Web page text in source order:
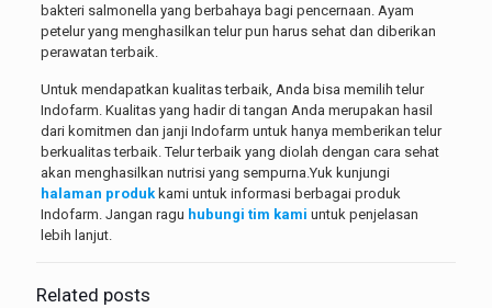
bakteri salmonella yang berbahaya bagi pencernaan. Ayam
petelur yang menghasilkan telur pun harus sehat dan diberikan
perawatan terbaik.
Untuk mendapatkan kualitas terbaik, Anda bisa memilih telur
Indofarm. Kualitas yang hadir di tangan Anda merupakan hasil
dari komitmen dan janji Indofarm untuk hanya memberikan telur
berkualitas terbaik. Telur terbaik yang diolah dengan cara sehat
akan menghasilkan nutrisi yang sempurna.Yuk kunjungi
halaman produkkami untuk informasi berbagai produk
Indofarm. Jangan ragu hubungi tim kami untuk penjelasan
lebih lanjut.
Related posts